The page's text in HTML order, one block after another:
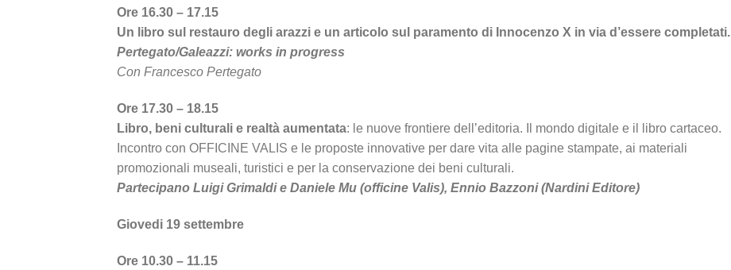
Ore 16.30 – 17.15
Un libro sul restauro degli arazzi e un articolo sul paramento di Innocenzo X in via d’essere completati.
Pertegato/Galeazzi: works in progress
Con Francesco Pertegato
Ore 17.30 – 18.15
Libro, beni culturali e realtà aumentata: le nuove frontiere dell’editoria. Il mondo digitale e il libro cartaceo.
Incontro con OFFICINE VALIS e le proposte innovative per dare vita alle pagine stampate, ai materiali
promozionali museali, turistici e per la conservazione dei beni culturali.
Partecipano Luigi Grimaldi e Daniele Mu (officine Valis), Ennio Bazzoni (Nardini Editore)
Giovedi 19 settembre
Ore 10.30 – 11.15